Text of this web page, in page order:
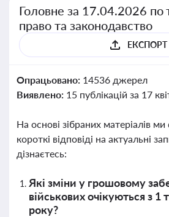
Головне за 17.04.2026 по
право та законодавство
ЕКСПОРТ
Опрацьовано: 14536 джерел
Виявлено: 15 публікацій за 17
На основі зібраних матеріалів
короткі відповіді на актуальні
дізнаєтесь:
Які зміни у грошовому
військових очікуються з 1
року?